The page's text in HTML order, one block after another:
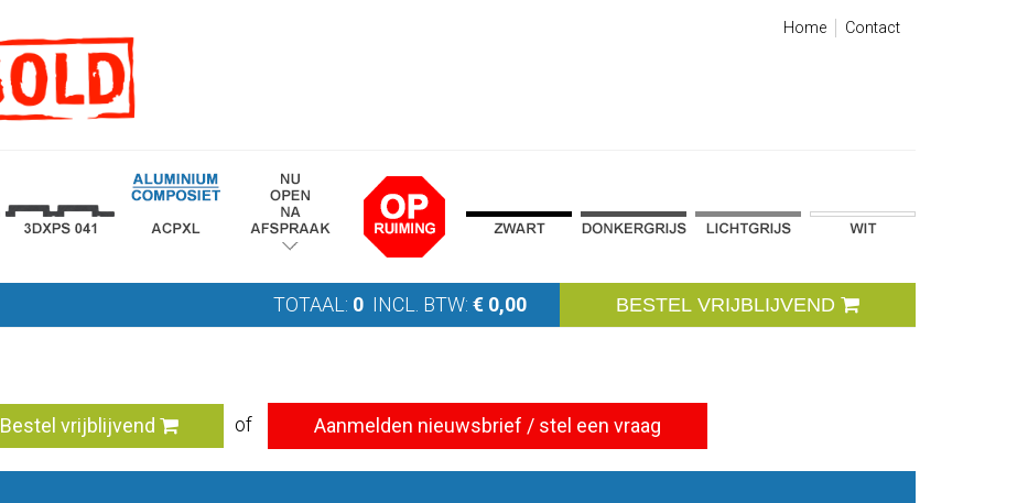
Home Contact
TOTAAL: 0 INCL. BTW: € 0,00 BESTEL VRIJBLIJVEND
Bestel vrijblijvend of Aanmelden nieuwsbrief / stel een vraag